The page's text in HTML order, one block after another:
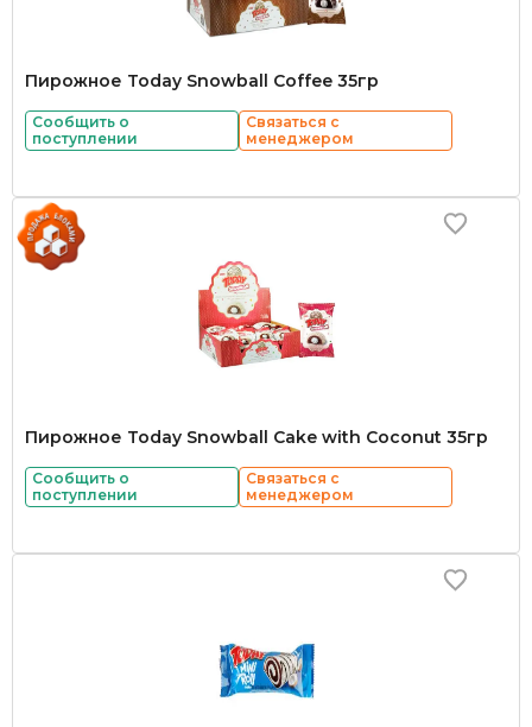
Пирожное Today Snowball Coffee 35гр
Сообщить о
поступлении
Связаться с
менеджером
Пирожное Today Snowball Cake with Coconut 35гр
Сообщить о
поступлении
Связаться с
менеджером